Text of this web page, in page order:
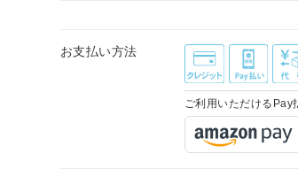
お支払い方法
ご利用いただけるPay